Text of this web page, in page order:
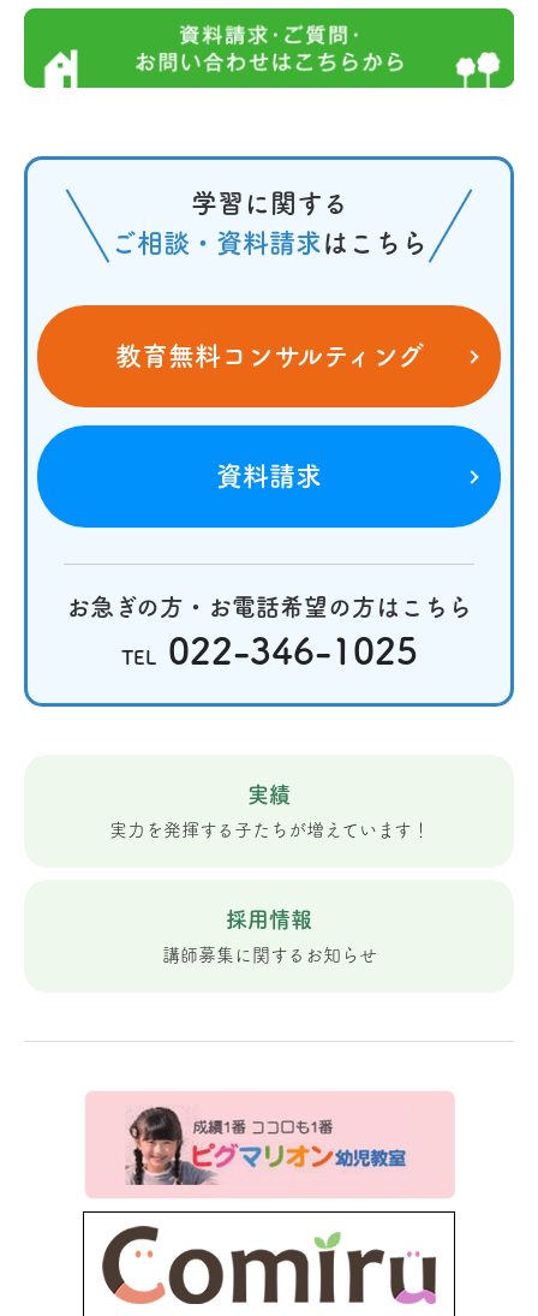
学習に関する
ご相談・資料請求 はこちら
教育無料コンサルティング
資料請求
お急ぎの方・お電話希望の方はこちら
TEL 022-346-1025
実績
実力を発揮する子たちが増えています！
採用情報
講師募集に関するお知らせ